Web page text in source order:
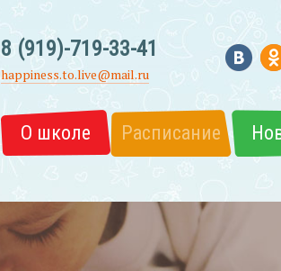
8 (919)-719-33-41
happiness.to.live@mail.ru
О школе Расписание